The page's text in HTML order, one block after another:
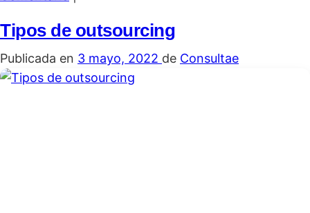
Tipos de outsourcing
Publicada en 3 mayo, 2022 de Consultae